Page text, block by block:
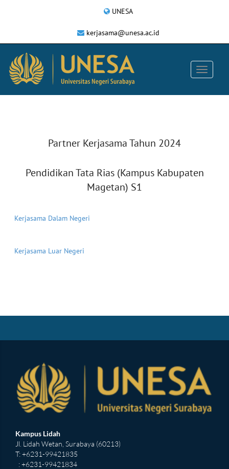
UNESA
kerjasama@unesa.ac.id
Partner Kerjasama Tahun 2024
Pendidikan Tata Rias (Kampus Kabupaten
Magetan) S1
Kerjasama Dalam Negeri
Kerjasama Luar Negeri
Kampus Lidah
Jl. Lidah Wetan, Surabaya (60213)
T: +6231-99421835
: +6231-99421834